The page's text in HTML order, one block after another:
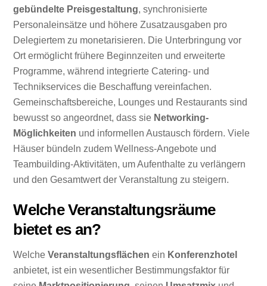
gebündelte Preisgestaltung, synchronisierte
Personaleinsätze und höhere Zusatzausgaben pro
Delegiertem zu monetarisieren. Die Unterbringung vor
Ort ermöglicht frühere Beginnzeiten und erweiterte
Programme, während integrierte Catering- und
Technikservices die Beschaffung vereinfachen.
Gemeinschaftsbereiche, Lounges und Restaurants sind
bewusst so angeordnet, dass sie Networking-
Möglichkeiten und informellen Austausch fördern. Viele
Häuser bündeln zudem Wellness-Angebote und
Teambuilding-Aktivitäten, um Aufenthalte zu verlängern
und den Gesamtwert der Veranstaltung zu steigern.
Welche Veranstaltungsräume
bietet es an?
WelcheVeranstaltungsflächen ein Konferenzhotel
anbietet, ist ein wesentlicher Bestimmungsfaktor für